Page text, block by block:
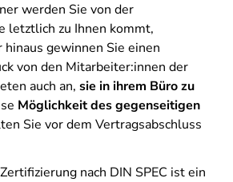
werden Sie von der
letztlich zu Ihnen kommt,
gewinnen Sie einen
von den Mitarbeiter:innen der
auch an, sie in ihrem Büro zu
Möglichkeit des gegenseitigen
Sie vor dem Vertragsabschluss
nach DIN SPEC ist ein